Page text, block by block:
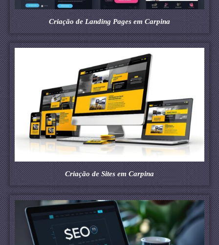
Criação de Landing Pages em Carpina
Criação de Sites em Carpina